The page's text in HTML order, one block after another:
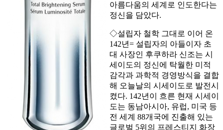
아름다움의 세계로 인도한다는
정신을 담았다.
◇설립자 철학 그대로 이어 온
142년= 설립자의 아들이자 초
대 사장인 후쿠하라 신조는 시
세이도의 정신에 탁월한 미적
감각과 과학적 경영방식을 결합
해 오늘날의 시세이도로 발전시
켰다. 142년이 흐른 현재 시세이
도는 동남아시아, 유럽, 미국 등
전 세계 88개국에 진출해 있는
글로벌 5위의 프레스티지 화장